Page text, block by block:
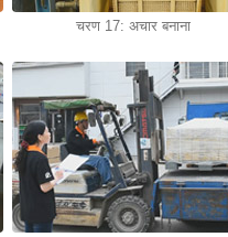
चरण 17: अचार बनाना